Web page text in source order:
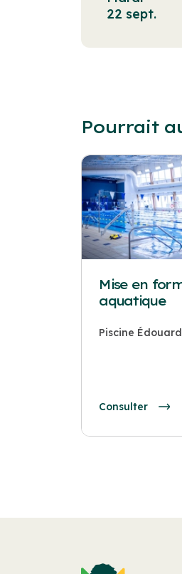
22 sept.
Pourrait
Mise en
aquatique
Piscine
Consulter